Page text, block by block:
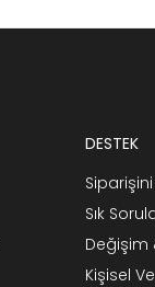
DESTEK
Sık
Değişim
Kişisel